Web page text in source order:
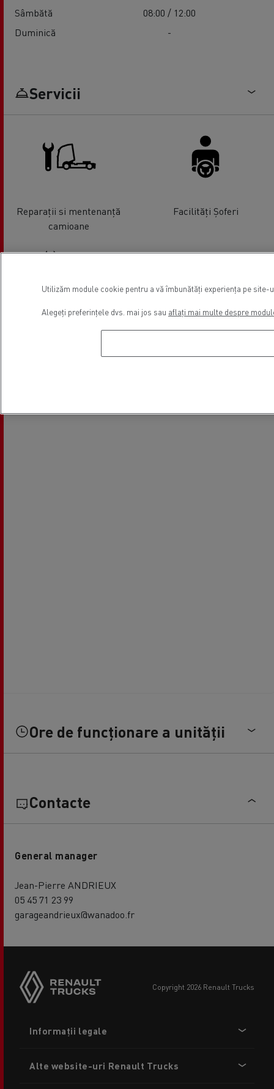
Sâmbătă
08:00 / 12:00
Duminică
-
Servicii
Reparații si mentenanță
camioane
Facilități Șoferi
Vânzari vehicule comerciale
Finanțare
Ore de funcționare a unității
Contacte
General manager
Jean-Pierre ANDRIEUX
05 45 71 23 99
garageandrieux@wanadoo.fr
copyright 2026 Renault Trucks
menu
Informații legale
Alte website-uri Renault Trucks
Utilizăm module cookie pentru a vă îmbunătăți experiența pe
Alegeți preferințele dvs. mai jos sau aflați mai multe despre